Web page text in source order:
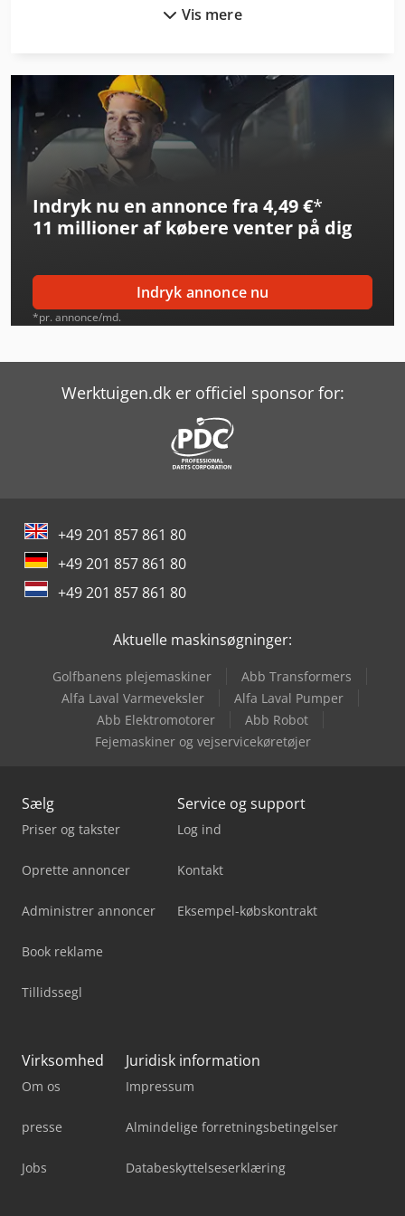
Iveco Eurocargo
Iveco Eurocargo 120
Iveco Eurocargo Ml
Iveco Eurotech
Iveco Magelys
Iveco Magirus
Iveco Ml 80
Iveco Stralis Ad
Iveco Stralis As
Iveco Trakker
Vw Crafter 35
Vw Crafter 50
Vis mere
Indryk nu en annonce fra 4,49 €*
11 millioner af købere venter på dig
Indryk annonce nu
*pr. annonce/md.
Werktuigen.dk er officiel sponsor for:
+49 201 857 861 80
+49 201 857 861 80
+49 201 857 861 80
Aktuelle maskinsøgninger:
Golfbanens plejemaskiner
Abb Transformers
Alfa Laval Varmeveksler
Alfa Laval Pumper
Abb Elektromotorer
Abb Robot
Fejemaskiner og vejservicekøretøjer
Sælg
Priser og takster
Oprette annoncer
Administrer annoncer
Book reklame
Tillidssegl
Service og support
Log ind
Kontakt
Eksempel-købskontrakt
Virksomhed
Om os
presse
Jobs
Juridisk information
Impressum
Almindelige forretningsbetingelser
Databeskyttelseserklæring